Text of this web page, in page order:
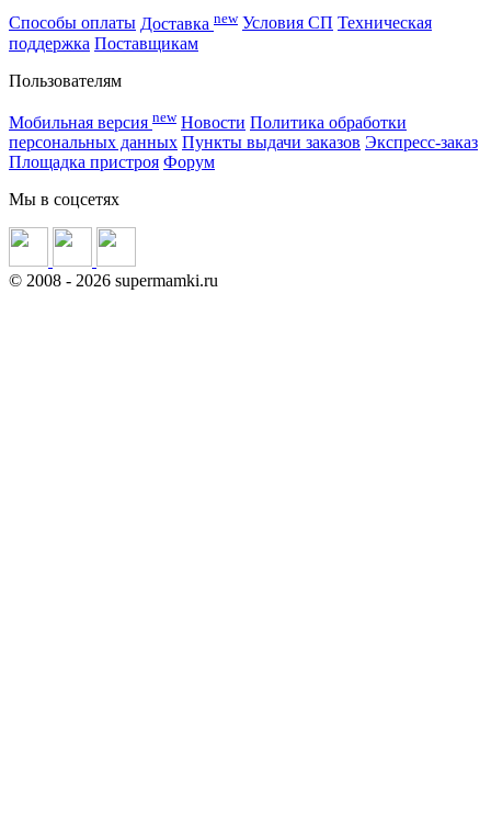
Способы оплаты Доставка new Условия СП Техническая
поддержка Поставщикам
Пользователям
Мобильная версия new Новости Политика обработки
персональных данных Пункты выдачи заказов Экспресс-заказ
Площадка пристроя Форум
Мы в соцсетях
© 2008 - 2026 supermamki.ru